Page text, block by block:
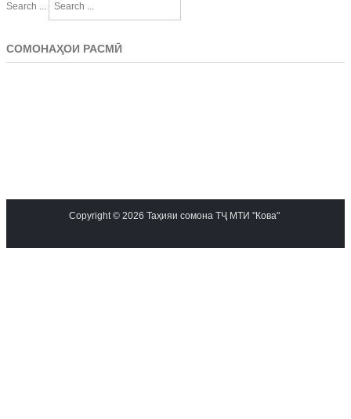
Search ...
СОМОНАҲОИ РАСМӢ
Copyright © 2026 Таҳияи сомона ТҶ МТИ "Кова"